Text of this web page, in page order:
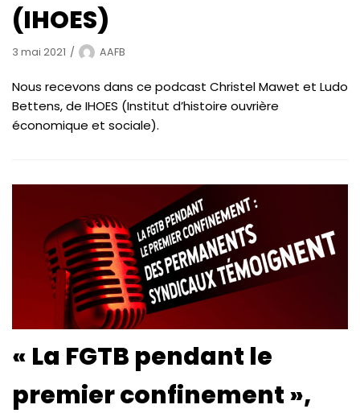
(IHOES)
3 mai 2021 AAFB
Nous recevons dans ce podcast Christel Mawet et Ludo
Bettens, de IHOES (Institut d’histoire ouvrière
économique et sociale).
« La FGTB pendant le
premier confinement »,